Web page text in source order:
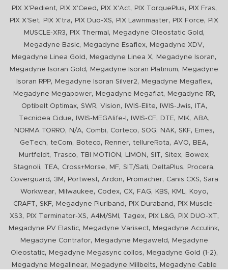
PIX X'Pedient, PIX X'Ceed , PIX X'Act, PIX TorquePlus, PIX Fras,
PIX X'Set, PIX X'tra, PIX Duo-XS, PIX Lawnmaster, PIX Force,
PIX
MUSCLE-XR3, PIX Thermal , Megadyne Oleostatic Gold ,
Megadyne Basic, Megadyne Esaflex, Megadyne XDV,
Megadyne Linea Gold , Megadyne Linea X, Megadyne Isoran,
Megadyne Isoran Gold , Megadyne Isoran Platinum,
Megadyne
Isoran RPP, Megadyne Isoran Silver2, Megadyne Megaflex,
Megadyne Megapower, Megadyne Megaflat, Megadyne RR,
Optibelt Optimax, SWR, Vision, IWIS-Elite, IWIS-Jwis, ITA,
Tecnidea Cidue, IWIS-MEGAlife-I , IWIS-CF, DTE, MIK, ABA,
NORMA TORRO, N/A, Combi, Corteco, SOG, NAK, SKF, Emes,
GeTech, teCom, Boteco, Renner, tellureRota, AVO, BEA,
Murtfeldt, Trasco, TBI MOTION , LIMON , SIT, Sitex, Bowex,
Stagnoli, TEA, Cross+Morse, MF, SIT/Sati, DeltaPlus, Procera,
Coverguard , 3M , Portwest, Ardon, Promacher, Canis CXS, Sara
Workwear, Milwaukee, Codex, CX, FAG, KBS, KML, Koyo,
CRAFT, SKF, Megadyne Pluriband , PIX Duraband ,
PIX Muscle-
XS3, PIX Terminator-XS, A4M/SMI , Tagex, PIX L&G, PIX DUO-XT,
Megadyne PV Elastic, Megadyne Varisect, Megadyne Acculink,
Megadyne Contrafor, Megadyne Megaweld ,
Megadyne
Oleostatic, Megadyne Megasync collos, Megadyne Gold (1-2),
Megadyne Megalinear, Megadyne Millbelts, Megadyne Cable